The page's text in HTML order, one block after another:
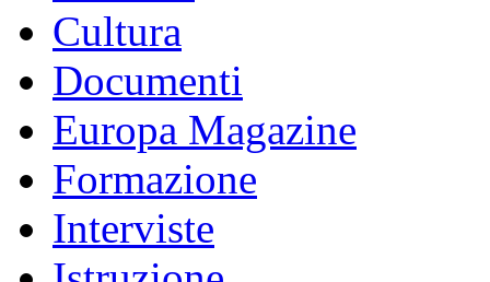
Cultura
Documenti
Europa Magazine
Formazione
Interviste